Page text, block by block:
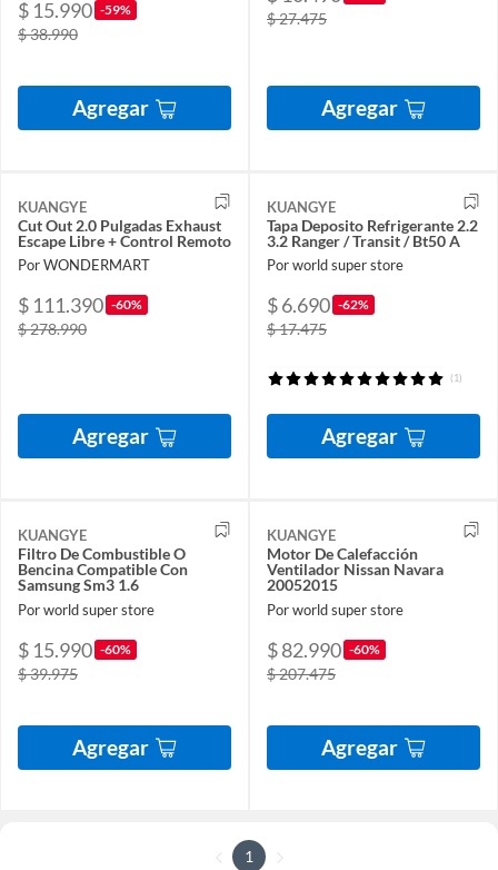
$ 15.990 -59%
$ 38.990
Agregar
$ 27.475
Agregar
KUANGYE
Cut Out 2.0 Pulgadas Exhaust
Escape Libre + Control Remoto
Por WONDERMART
$ 111.390 -60%
$ 278.990
Agregar
KUANGYE
Tapa Deposito Refrigerante 2.2
3.2 Ranger / Transit / Bt50 A
Por world super store
$ 6.690 -62%
$ 17.475
(1)
Agregar
KUANGYE
Filtro De Combustible O
Bencina Compatible Con
Samsung Sm3 1.6
Por world super store
$ 15.990 -60%
$ 39.975
Agregar
KUANGYE
Motor De Calefacción
Ventilador Nissan Navara
20052015
Por world super store
$ 82.990 -60%
$ 207.475
Agregar
1